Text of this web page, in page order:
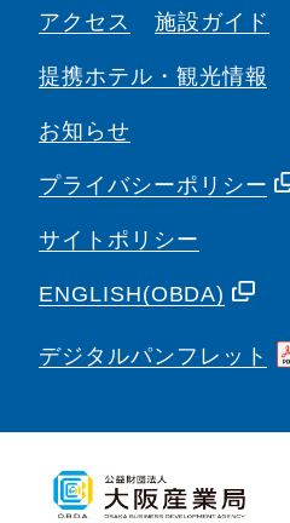
アクセス 施設ガイド
提携ホテル・観光情報
お知らせ
プライバシーポリシー
サイトポリシー
ENGLISH(OBDA)
デジタルパンフレット